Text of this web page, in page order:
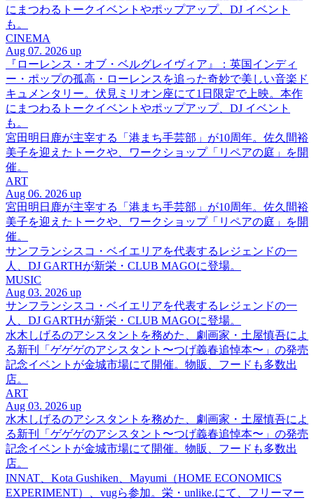
にまつわるトークイベントやポップアップ、DJ イベント
も。
CINEMA
Aug 07. 2026 up
『ローレンス・オブ・ベルグレイヴィア』：英国インディ
ー・ポップの孤高・ローレンスを追った奇妙で美しい音楽ド
キュメンタリー。伏見ミリオン座にて1日限定で上映。本作
にまつわるトークイベントやポップアップ、DJ イベント
も。
宮田明日鹿が主宰する「港まち手芸部」が10周年。佐久間裕
美子を迎えたトークや、ワークショップ「リペアの庭」を開
催。
ART
Aug 06. 2026 up
宮田明日鹿が主宰する「港まち手芸部」が10周年。佐久間裕
美子を迎えたトークや、ワークショップ「リペアの庭」を開
催。
サンフランシスコ・ベイエリアを代表するレジェンドの一
人、DJ GARTHが新栄・CLUB MAGOに登場。
MUSIC
Aug 03. 2026 up
サンフランシスコ・ベイエリアを代表するレジェンドの一
人、DJ GARTHが新栄・CLUB MAGOに登場。
水木しげるのアシスタントを務めた、劇画家・土屋慎吾によ
る新刊「ゲゲゲのアシスタント〜つげ義春追悼本〜」の発売
記念イベントが金城市場にて開催。物販、フードも多数出
店。
ART
Aug 03. 2026 up
水木しげるのアシスタントを務めた、劇画家・土屋慎吾によ
る新刊「ゲゲゲのアシスタント〜つげ義春追悼本〜」の発売
記念イベントが金城市場にて開催。物販、フードも多数出
店。
INNAT、Kota Gushiken、Mayumi（HOME ECONOMICS
EXPERIMENT）、vugら参加。栄・unlike.にて、フリーマー